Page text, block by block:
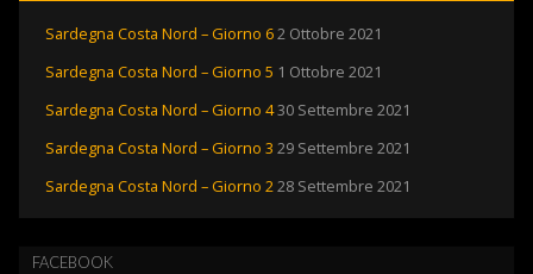
Sardegna Costa Nord – Giorno 6 2 Ottobre 2021
Sardegna Costa Nord – Giorno 5 1 Ottobre 2021
Sardegna Costa Nord – Giorno 4 30 Settembre 2021
Sardegna Costa Nord – Giorno 3 29 Settembre 2021
Sardegna Costa Nord – Giorno 2 28 Settembre 2021
FACEBOOK